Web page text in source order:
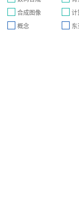
合成图像
计
概念
东